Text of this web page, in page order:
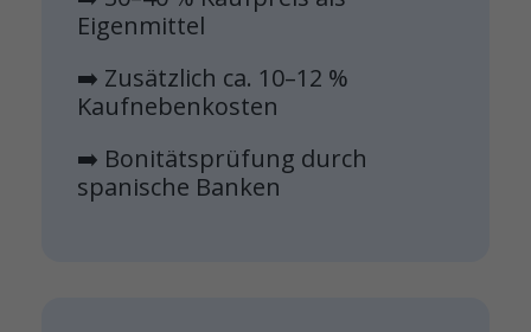
Eigenmittel
➡️ Zusätzlich ca. 10–12 %
Kaufnebenkosten
➡️ Bonitätsprüfung durch
spanische Banken